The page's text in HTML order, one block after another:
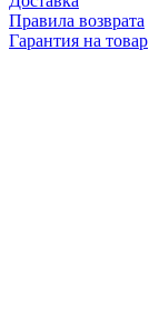
Правила возврата
Гарантия на товар